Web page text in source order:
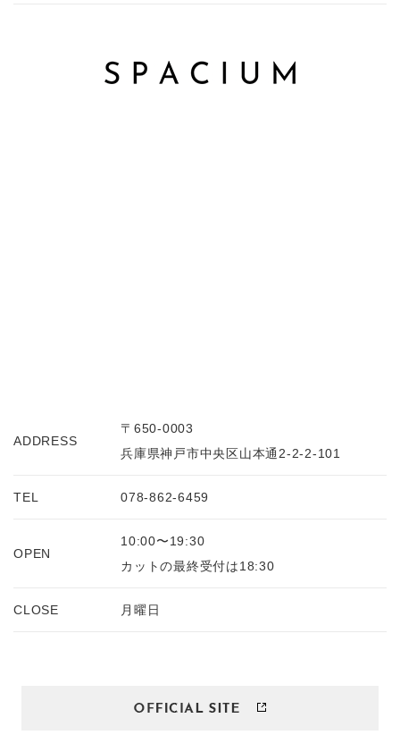
ADDRESS
〒650-0003
兵庫県神戸市中央区山本通2-2-2-101
TEL 078-862-6459
OPEN
10:00〜19:30
カットの最終受付は18:30
CLOSE 月曜日